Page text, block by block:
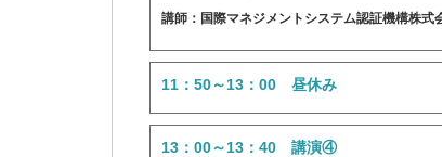
講師：国際マネジメントシステム認証機構株
11：50～13：00 昼休み
13：00～13：40 講演④